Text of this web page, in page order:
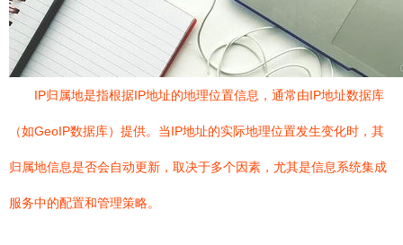
IP归属地是指根据IP地址的地理位置信息，通常由IP地址数据库
（如GeoIP数据库）提供。当IP地址的实际地理位置发生变化时，其
归属地信息是否会自动更新，取决于多个因素，尤其是信息系统集成
服务中的配置和管理策略。